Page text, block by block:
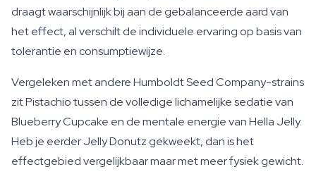
draagt waarschijnlijk bij aan de gebalanceerde aard van
het effect, al verschilt de individuele ervaring op basis van
tolerantie en consumptiewijze.
Vergeleken met andere Humboldt Seed Company-strains
zit Pistachio tussen de volledige lichamelijke sedatie van
Blueberry Cupcake en de mentale energie van Hella Jelly.
Heb je eerder Jelly Donutz gekweekt, dan is het
effectgebied vergelijkbaar maar met meer fysiek gewicht.